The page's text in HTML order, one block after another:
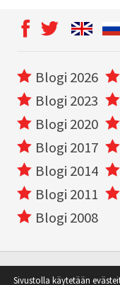
Blogi 2026
Blogi 2023
Blogi 2020
Blogi 2017
Blogi 2014
Blogi 2011
Blogi 2008
Sivustolla käytetään